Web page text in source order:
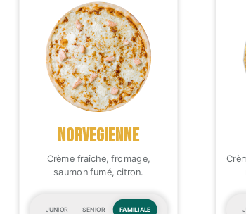
NORVEGIENNE
Crème fraîche, fromage,
saumon fumé, citron.
JUNIOR SENIOR FAMILIALE